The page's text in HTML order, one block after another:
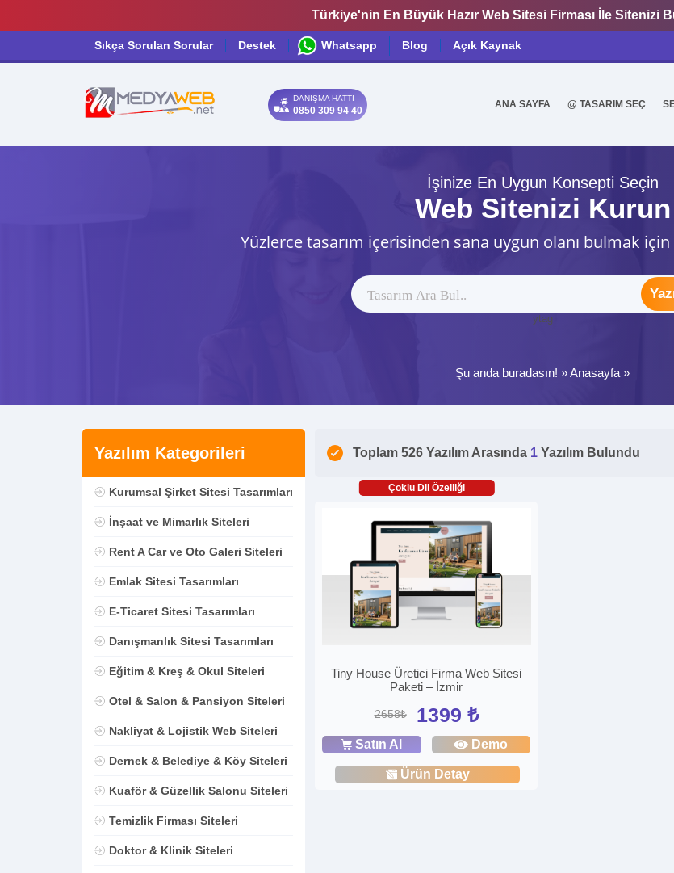
Türkiye'nin En Büyük Hazır Web Sitesi Firması İle Sitenizi
Sıkça Sorulan Sorular Destek Whatsapp Blog Açık Kaynak
DANIŞMA HATTI
0850 309 94 40
ANA SAYFA @ TASARIM SEÇ
İşinize En Uygun Konsepti Seçin
Web Sitenizi Kurun
Yüzlerce tasarım içerisinden sana uygun olanı bulmak
ytag
Şu anda buradasın! »Anasayfa »
Yazılım Kategorileri
Kurumsal Şirket Sitesi Tasarımları
İnşaat ve Mimarlık Siteleri
Rent A Car ve Oto Galeri Siteleri
Emlak Sitesi Tasarımları
E-Ticaret Sitesi Tasarımları
Danışmanlık Sitesi Tasarımları
Eğitim & Kreş & Okul Siteleri
Otel & Salon & Pansiyon Siteleri
Nakliyat & Lojistik Web Siteleri
Dernek & Belediye & Köy Siteleri
Kuaför & Güzellik Salonu Siteleri
Temizlik Firması Siteleri
Doktor & Klinik Siteleri
Toplam 526 Yazılım Arasında 1 Yazılım Bulundu
Çoklu Dil Özelliği
Tiny House Üretici Firma Web Sitesi
Paketi – İzmir
2658₺ 1399 ₺
Satın Al Demo
Ürün Detay